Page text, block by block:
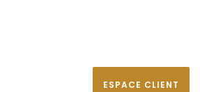
ESPACE CLIENT